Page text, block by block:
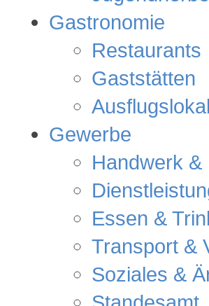
Gastronomie
Restaurants
Gaststätten
Gewerbe
Handwerk &
Essen &
Transport &
Soziales &